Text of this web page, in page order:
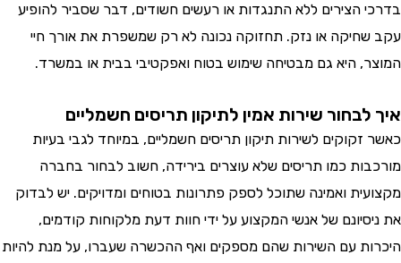
הצירים ללא התנגדות או רעשים חשודים, דבר שסביר להופיע
או נזק. תחזוקה נכונה לא רק שמשפרת את אורך חיי
היא גם מבטיחה שימוש בטוח ואפקטיבי בבית או במשרד.
שירות אמין לתיקון תריסים חשמליים
לשירות תיקון תריסים חשמליים, במיוחד לגבי בעיות
כמו תריסים שלא עוצרים בירידה, חשוב לבחור בחברה
ואמינה שתוכל לספק פתרונות בטוחים ומדויקים. יש לבדוק
של אנשי המקצוע על ידי חוות דעת מלקוחות קודמים,
עם השירות שהם מספקים ואף ההכשרה שעברו, על מנת להיות